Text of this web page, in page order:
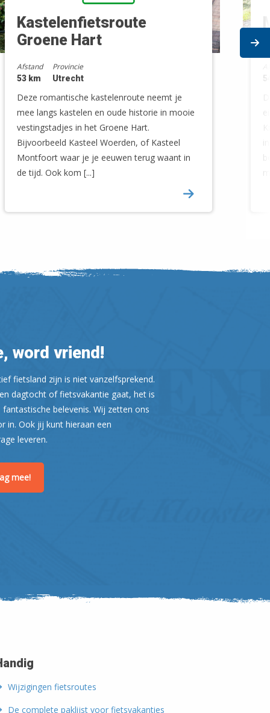
Kastelenfietsroute
Groene Hart
Afstand
53 km
Provincie
Utrecht
Deze romantische kastelenroute neemt je
mee langs kastelen en oude historie in mooie
vestingstadjes in het Groene Hart.
Bijvoorbeeld Kasteel Woerden, of Kasteel
Montfoort waar je je eeuwen terug waant in
de tijd. Ook kom [...]
word vriend!
fietsland zijn is niet vanzelfsprekend.
dagtocht of fietsvakantie gaat, het is
belevenis. Wij zetten ons
in. Ook jij kunt hieraan een
leveren.
mee!
Wijzigingen fietsroutes
De complete paklijst voor fietsvakanties